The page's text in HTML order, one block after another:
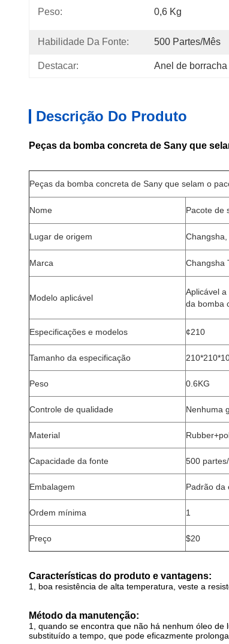
Peso: 0,6 Kg
Habilidade Da Fonte: 500 Partes/mês
Destacar: Anel de
Descrição Do Produto
Peças da bomba concreta de Sany que
Peças da bomba concreta de Sany que selam o
Nome Pacote de
Lugar de origem
Marca Changsha
Modelo aplicável
Aplicável
da bomba
Especificações e modelos ¢210
Tamanho da especificação
Peso 0.6KG
Controle de qualidade Nenhuma
Material
Capacidade da fonte 500
Embalagem Padrão da
Ordem mínima 1
Preço $20
Características do produto e vantagens:
1, boa resistência de alta temperatura, veste a
Método da manutenção:
1, quando se encontra que não há nenhum óleo
substituído a tempo, que pode eficazmente